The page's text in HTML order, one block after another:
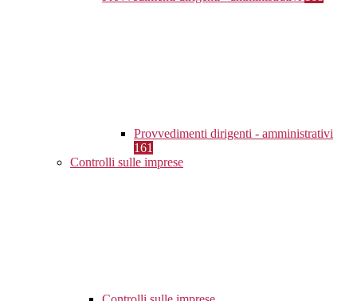
Provvedimenti dirigenti - amministrativi
161
Controlli sulle imprese